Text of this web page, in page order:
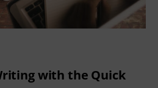
with the Quick